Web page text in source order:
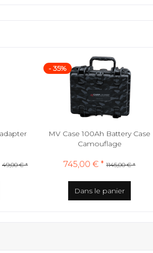
49,00 € *
- 35%
MV Case 100Ah Battery Case
Camouflage
745,00 € * 1145,00 € *
Dans le panier